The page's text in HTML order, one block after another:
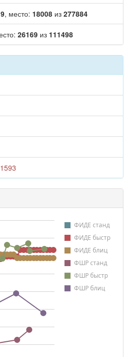
, место: 18008 из 277884
26169 из 111498
ФИДЕ станд
ФИДЕ быстр
ФИДЕ блиц
ФШР станд
ФШР быстр
ФШР блиц